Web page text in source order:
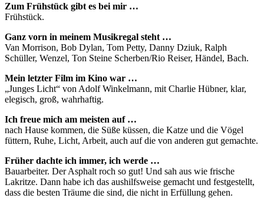
Zum Frühstück gibt es bei mir …
Frühstück.
Ganz vorn in meinem Musikregal steht …
Van Morrison, Bob Dylan, Tom Petty, Danny Dziuk, Ralph
Schüller, Wenzel, Ton Steine Scherben/Rio Reiser, Händel, Bach.
Mein letzter Film im Kino war …
„Junges Licht“ von Adolf Winkelmann, mit Charlie Hübner, klar,
elegisch, groß, wahrhaftig.
Ich freue mich am meisten auf …
nach Hause kommen, die Süße küssen, die Katze und die Vögel
füttern, Ruhe, Licht, Arbeit, auch auf die von anderen gut gemachte.
Früher dachte ich immer, ich werde …
Bauarbeiter. Der Asphalt roch so gut! Und sah aus wie frische
Lakritze. Dann habe ich das aushilfsweise gemacht und festgestellt,
dass die besten Träume die sind, die nicht in Erfüllung gehen.